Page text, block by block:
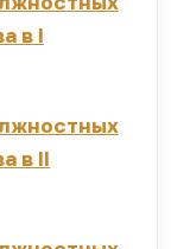
в I
в II